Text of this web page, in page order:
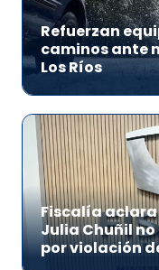
Refuerzan
caminos ante
Los Ríos
Fiscalía
Julia Chuñil
por violación